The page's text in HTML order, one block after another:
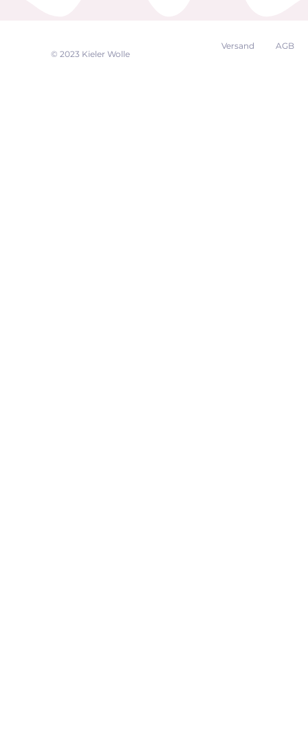
© 2023 Kieler Wolle
Versand AGB